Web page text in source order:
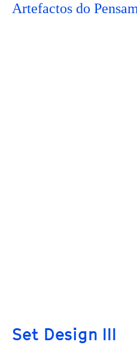
Artefactos do
Set Design III